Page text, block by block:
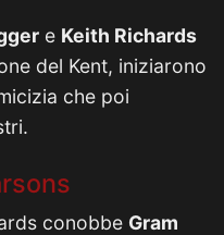
e Keith Richards
del Kent, iniziarono
che poi
conobbe Gram